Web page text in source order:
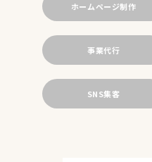
ホームページ制作
事業代行
SNS集客